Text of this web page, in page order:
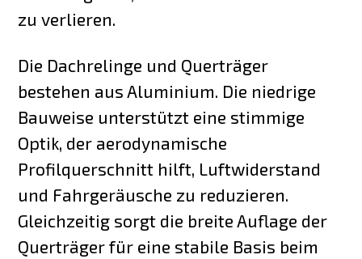
zu verlieren.
Die Dachrelinge und Querträger
bestehen aus Aluminium. Die niedrige
Bauweise unterstützt eine stimmige
Optik, der aerodynamische
Profilquerschnitt hilft, Luftwiderstand
und Fahrgeräusche zu reduzieren.
Gleichzeitig sorgt die breite Auflage der
Querträger für eine stabile Basis beim